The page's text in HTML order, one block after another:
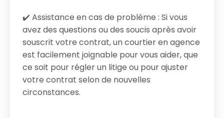
✔️ Assistance en cas de problème : Si vous
avez des questions ou des soucis après avoir
souscrit votre contrat, un courtier en agence
est facilement joignable pour vous aider, que
ce soit pour régler un litige ou pour ajuster
votre contrat selon de nouvelles
circonstances.